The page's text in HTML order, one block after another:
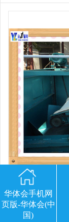
华体会手机网
页版-华体会(中
国)